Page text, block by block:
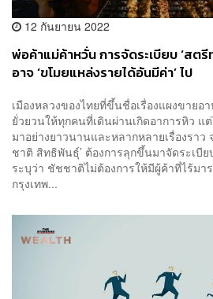
12 กันยายน 2022
พ่อค้าแม่ค้าหวั่น การจัดระเบียบ ‘สต
อาจ ‘ขโมยแหล่งรายได้อันมีค่า’ ไป
เมืองหลวงของไทยที่ขึ้นชื่อเรื่องแผงขาย
ยั่วยวนให้ทุกคนที่เดินผ่านเกิดอาการหิว
มาอย่างยาวนานและหลากหลายเรื่องราว
ชาติ สิทธิพันธุ์’ ต้องการลุกขึ้นมาจัดระเบี
ระบุว่า ชัชชาติไม่ต้องการให้มีผู้ค้าที่ไร้มา
กรุงเทพ...